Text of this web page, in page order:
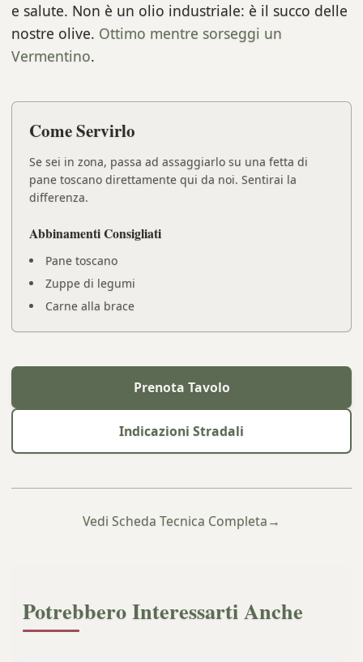
e salute. Non è un olio industriale: è il succo delle
nostre olive. Ottimo mentre sorseggi un
Vermentino.
Come Servirlo
Se sei in zona, passa ad assaggiarlo su una fetta di
pane toscano direttamente qui da noi. Sentirai la
differenza.
Abbinamenti Consigliati
Pane toscano
Zuppe di legumi
Carne alla brace
Prenota Tavolo
Indicazioni Stradali
Vedi Scheda Tecnica Completa→
Potrebbero Interessarti Anche